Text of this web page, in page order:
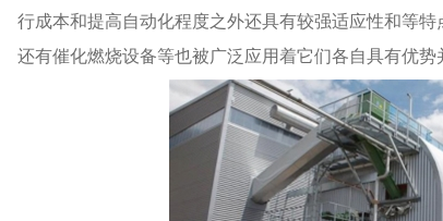
行成本和提高自动化程度之外还具有较强适应性和等
还有催化燃烧设备等也被广泛应用着它们各自具有优势